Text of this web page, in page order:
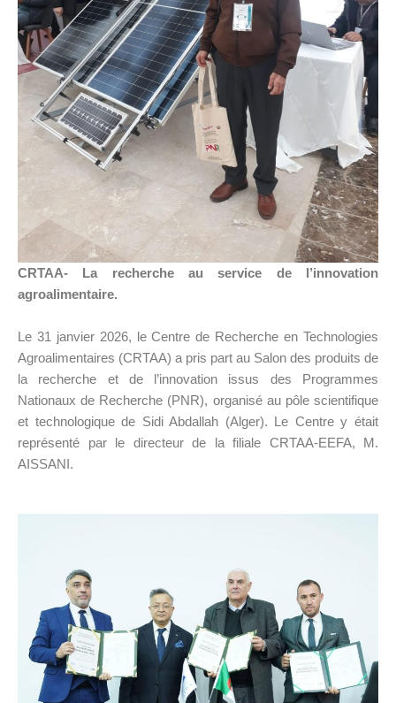
CRTAA- La recherche au service de l’innovation
agroalimentaire.
Le 31 janvier 2026, le Centre de Recherche en Technologies
Agroalimentaires (CRTAA) a pris part au Salon des produits de
la recherche et de l’innovation issus des Programmes
Nationaux de Recherche (PNR), organisé au pôle scientifique
et technologique de Sidi Abdallah (Alger). Le Centre y était
représenté par le directeur de la filiale CRTAA-EEFA, M.
AISSANI.